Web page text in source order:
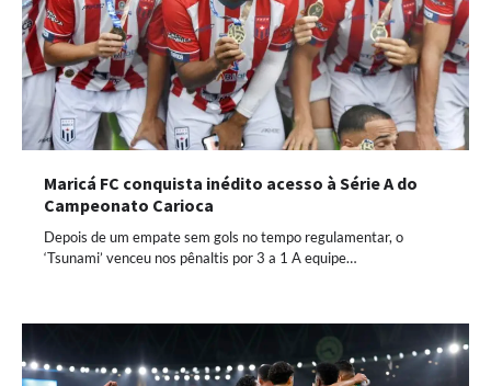
Maricá FC conquista inédito acesso à Série A do
Campeonato Carioca
Depois de um empate sem gols no tempo regulamentar, o
‘Tsunami’ venceu nos pênaltis por 3 a 1 A equipe…